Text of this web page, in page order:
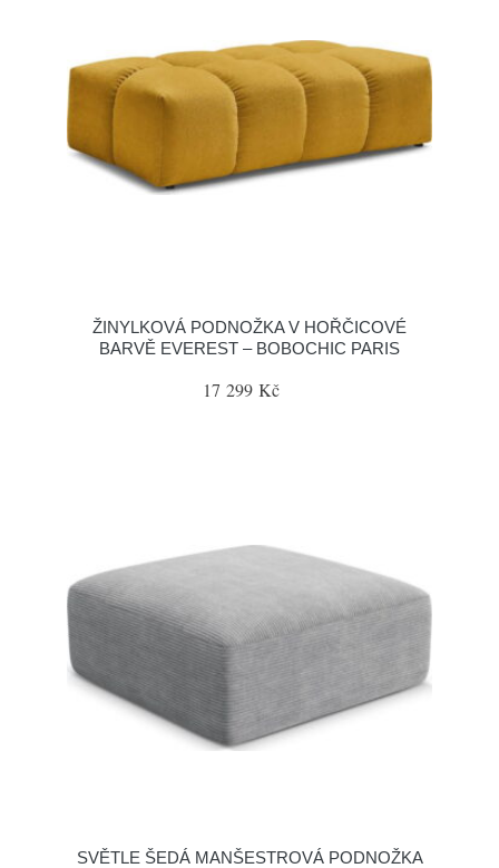
ŽINYLKOVÁ PODNOŽKA V HOŘČICOVÉ
BARVĚ EVEREST – BOBOCHIC PARIS
17 299 Kč
SVĚTLE ŠEDÁ MANŠESTROVÁ PODNOŽKA